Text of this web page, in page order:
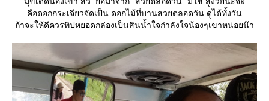
คือดอกกระเจียวจัดเป็น ดอกไม้ที่บานสวยตลอดวัน ดูได้ทั้งวัน
ถ้าจะให้ดีควรทิปหยอดกล่องเป็นสินน้ำใจกำลังใจน้องๆเขาหน่อยน๊า